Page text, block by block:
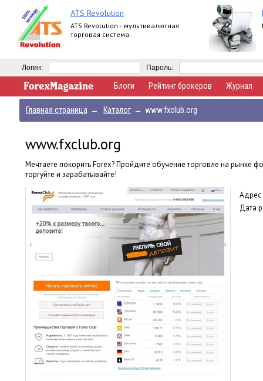
ATS Revolution
ATS Revolution - мультивалютная
торговая система.
Логин: Пароль:
Блоги Рейтинг брокеров Журнал
Главная страница → Каталог → www.fxclub.org
www.fxclub.org
Мечтаете покорить Forex? Пройдите обучение торговле на рынке
торгуйте и зарабатывайте!
Адрес
Дата